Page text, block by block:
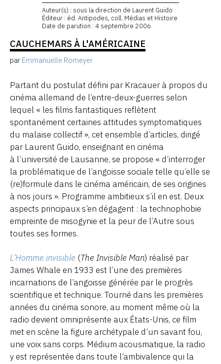
Auteur(s) : sous la direction de Laurent Guido
Éditeur : éd. Antipodes, coll. Médias et Histoire
Date de parution : 4 septembre 2006
CAUCHEMARS À L'AMÉRICAINE
par Emmanuelle Romeyer
Partant du postulat défini par Kracauer à propos du
cinéma allemand de l’entre-deux-guerres selon
lequel « les films fantastiques reflètent
spontanément certaines attitudes symptomatiques
du malaise collectif », cet ensemble d’articles, dirigé
par Laurent Guido, enseignant en cinéma
à l’université de Lausanne, se propose « d’interroger
la problématique de l’angoisse sociale telle qu’elle se
(re)formule dans le cinéma américain, de ses origines
à nos jours ». Programme ambitieux s’il en est. Deux
aspects principaux s’en dégagent : la technophobie
empreinte de misogynie et la peur de l’Autre sous
toutes ses formes.
L’Homme invisible (The Invisible Man) réalisé par
James Whale en 1933 est l’une des premières
incarnations de l’angoisse générée par le progrès
scientifique et technique. Tourné dans les premières
années du cinéma sonore, au moment même où la
radio devient omniprésente aux États-Unis, ce film
met en scène la figure archétypale d’un savant fou,
une voix sans corps. Médium acousmatique, la radio
y est représentée dans toute l’ambivalence qui la